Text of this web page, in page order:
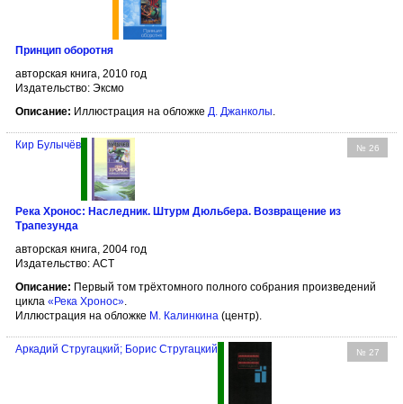
Принцип оборотня
авторская книга, 2010 год
Издательство: Эксмо
Описание: Иллюстрация на обложке Д. Джанколы.
№ 26
Кир Булычёв
Река Хронос: Наследник. Штурм Дюльбера. Возвращение из
Трапезунда
авторская книга, 2004 год
Издательство: АСТ
Описание: Первый том трёхтомного полного собрания произведений
цикла «Река Хронос».
Иллюстрация на обложке М. Калинкина (центр).
№ 27
Аркадий Стругацкий; Борис Стругацкий